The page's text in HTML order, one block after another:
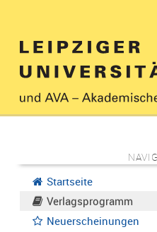
Startseite
Verlagsprogramm
Neuerscheinungen